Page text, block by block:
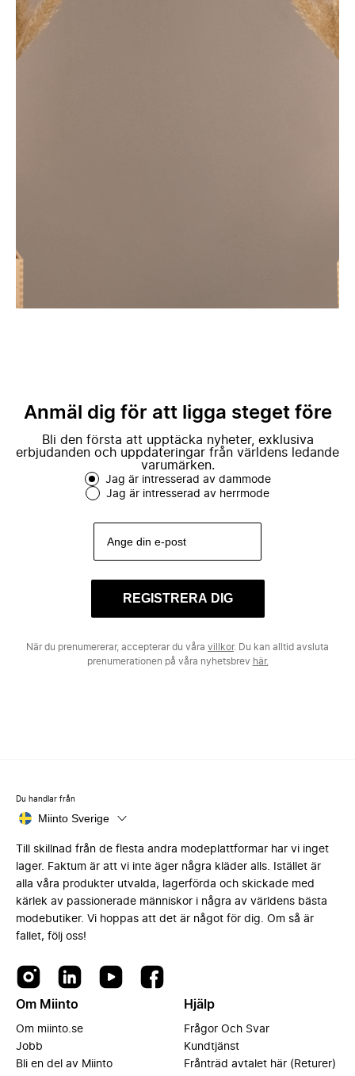
Anmäl dig för att ligga steget före
Bli den första att upptäcka nyheter, exklusiva
erbjudanden och uppdateringar från världens ledande
varumärken.
Jag är intresserad av dammode
Jag är intresserad av herrmode
REGISTRERA DIG
När du prenumererar, accepterar du våra villkor. Du kan alltid avsluta
prenumerationen på våra nyhetsbrev här.
Du handlar från
Miinto Sverige
Till skillnad från de flesta andra modeplattformar har vi inget
lager. Faktum är att vi inte äger några kläder alls. Istället är
alla våra produkter utvalda, lagerförda och skickade med
kärlek av passionerade människor i några av världens bästa
modebutiker. Vi hoppas att det är något för dig. Om så är
fallet, följ oss!
Om Miinto
Om miinto.se
Jobb
Bli en del av Miinto
Hjälp
Frågor Och Svar
Kundtjänst
Frånträd avtalet här (Returer)